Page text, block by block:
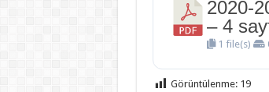
2020-
– 4
1 file(s)
Görüntülenme: 19